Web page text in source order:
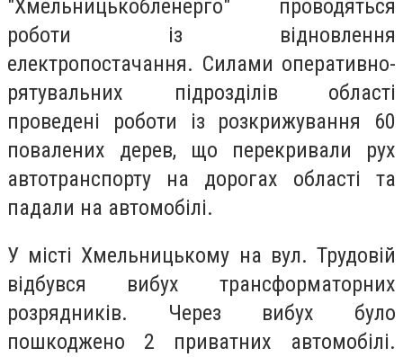
"Хмельницькобленерго" проводяться
роботи із відновлення
електропостачання. Силами оперативно-
рятувальних підрозділів області
проведені роботи із розкрижування 60
повалених дерев, що перекривали рух
автотранспорту на дорогах області та
падали на автомобілі.
У місті Хмельницькому на вул. Трудовій
відбувся вибух трансформаторних
розрядників. Через вибух було
пошкоджено 2 приватних автомобілі.